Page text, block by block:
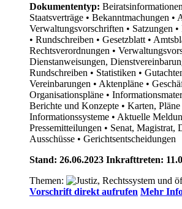
Dokumententyp:
Staatsverträge • Bekanntmachungen •
Verwaltungsvorschriften • Satzungen
• Rundschreiben • Gesetzblatt •
Rechtsverordnungen •
Dienstanweisungen,
Rundschreiben • Statistiken •
Vereinbarungen • Aktenpläne •
Organisationspläne •
Berichte und Konzepte • Karten,
Informationssysteme • Aktuelle
Pressemitteilungen • Senat, Magistrat,
Ausschüsse • Gerichtsentscheidungen
Stand: 26.06.2023 Inkrafttreten:
Themen:
Vorschrift direkt aufrufen Mehr